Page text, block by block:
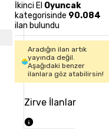
İkinci El Oyuncak
kategorisinde 90.084
ilan bulundu
Aradığın ilan artık
yayında değil.
Aşağıdaki benzer
ilanlara göz atabilirsin!
Zirve İlanlar